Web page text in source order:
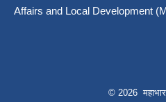
Affairs and Local Development
© 2026